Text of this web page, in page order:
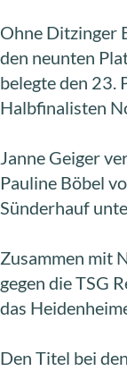
Ohne Ditzinger
den neunten
belegte den 23.
Halbfinalisten
Janne Geiger
Pauline Böbel
Sünderhauf
Zusammen mit
gegen die TSG
das
Den Titel bei